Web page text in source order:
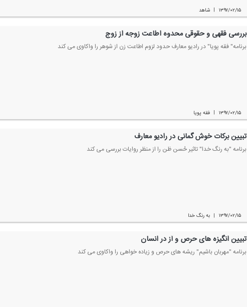
۱۳۹۷/۰۲/۱۵ | شاهد
بررسی فقهی و حقوقی محدوه اطاعت زوجه از زوج
برنامه" فقه پویا" در رادیو معارف حدود لزوم اطاعت زن از شوهر را واكاوی می كند
۱۳۹۷/۰۲/۱۵ | فقه پویا
تبیین بركات خوش گمانی در رادیو معارف
برنامه "به رنگ خدا" تاثیر حُسن ظن را از منظر روایات بررسی می كند
۱۳۹۷/۰۲/۱۵ | به رنگ خدا
تبیین انگیزه های حرص و آز در انسان
برنامه "مهربان باشیم" ریشه های حرص و زیاده خواهی را واكاوی می كند